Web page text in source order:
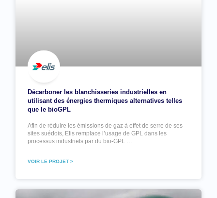
Décarboner les blanchisseries industrielles en
utilisant des énergies thermiques alternatives telles
que le bioGPL
Afin de réduire les émissions de gaz à effet de serre de ses
sites suédois, Elis remplace l’usage de GPL dans les
processus industriels par du bio-GPL …
VOIR LE PROJET >